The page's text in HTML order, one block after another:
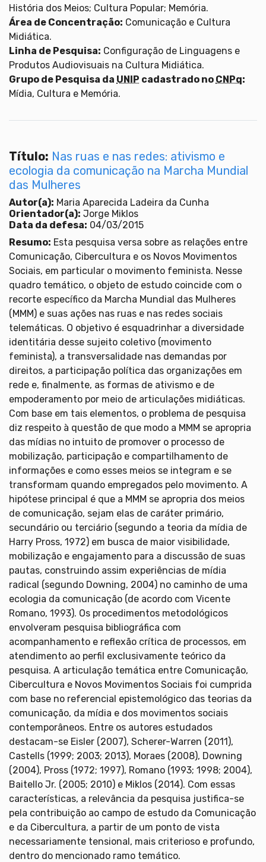
História dos Meios; Cultura Popular; Memória.
Área de Concentração: Comunicação e Cultura
Midiática.
Linha de Pesquisa: Configuração de Linguagens e
Produtos Audiovisuais na Cultura Midiática.
Grupo de Pesquisa da UNIP cadastrado no CNPq:
Mídia, Cultura e Memória.
Título: Nas ruas e nas redes: ativismo e
ecologia da comunicação na Marcha Mundial
das Mulheres
Autor(a): Maria Aparecida Ladeira da Cunha
Orientador(a): Jorge Miklos
Data da defesa: 04/03/2015
Resumo: Esta pesquisa versa sobre as relações entre
Comunicação, Cibercultura e os Novos Movimentos
Sociais, em particular o movimento feminista. Nesse
quadro temático, o objeto de estudo coincide com o
recorte específico da Marcha Mundial das Mulheres
(MMM) e suas ações nas ruas e nas redes sociais
telemáticas. O objetivo é esquadrinhar a diversidade
identitária desse sujeito coletivo (movimento
feminista), a transversalidade nas demandas por
direitos, a participação política das organizações em
rede e, finalmente, as formas de ativismo e de
empoderamento por meio de articulações midiáticas.
Com base em tais elementos, o problema de pesquisa
diz respeito à questão de que modo a MMM se apropria
das mídias no intuito de promover o processo de
mobilização, participação e compartilhamento de
informações e como esses meios se integram e se
transformam quando empregados pelo movimento. A
hipótese principal é que a MMM se apropria dos meios
de comunicação, sejam elas de caráter primário,
secundário ou terciário (segundo a teoria da mídia de
Harry Pross, 1972) em busca de maior visibilidade,
mobilização e engajamento para a discussão de suas
pautas, construindo assim experiências de mídia
radical (segundo Downing, 2004) no caminho de uma
ecologia da comunicação (de acordo com Vicente
Romano, 1993). Os procedimentos metodológicos
envolveram pesquisa bibliográfica com
acompanhamento e reflexão crítica de processos, em
atendimento ao perfil exclusivamente teórico da
pesquisa. A articulação temática entre Comunicação,
Cibercultura e Novos Movimentos Sociais foi cumprida
com base no referencial epistemológico das teorias da
comunicação, da mídia e dos movimentos sociais
contemporâneos. Entre os autores estudados
destacam-se Eisler (2007), Scherer-Warren (2011),
Castells (1999; 2003; 2013), Moraes (2008), Downing
(2004), Pross (1972; 1997), Romano (1993; 1998; 2004),
Baitello Jr. (2005; 2010) e Miklos (2014). Com essas
características, a relevância da pesquisa justifica-se
pela contribuição ao campo de estudo da Comunicação
e da Cibercultura, a partir de um ponto de vista
necessariamente tensional, mais criterioso e profundo,
dentro do mencionado ramo temático.